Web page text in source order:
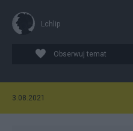
Lchlip
Obserwuj temat
3.08.2021